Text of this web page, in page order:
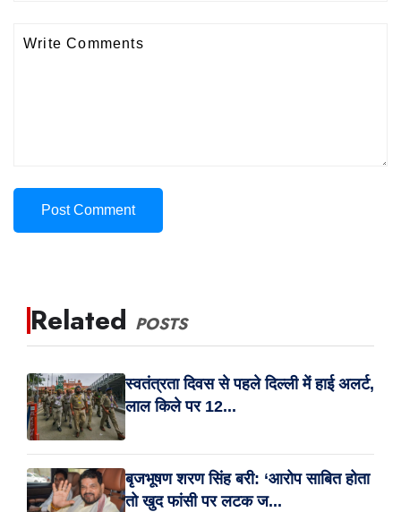
Post Comment
Related POSTS
स्वतंत्रता दिवस से पहले दिल्ली में हाई अलर्ट,
लाल किले पर 12...
बृजभूषण शरण सिंह बरी: ‘आरोप साबित होता
तो खुद फांसी पर लटक ज...